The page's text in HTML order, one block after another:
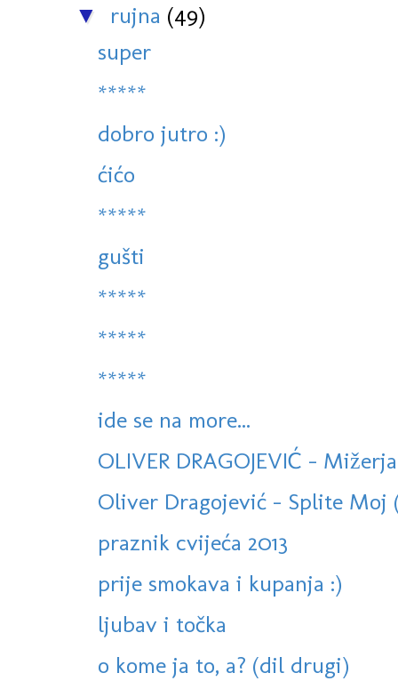
▼ rujna (49)
super
*****
dobro jutro :)
ćićo
*****
gušti
*****
*****
*****
ide se na more...
OLIVER DRAGOJEVIĆ - Mižerja
Oliver Dragojević - Splite Moj
praznik cvijeća 2013
prije smokava i kupanja :)
ljubav i točka
o kome ja to, a? (dil drugi)